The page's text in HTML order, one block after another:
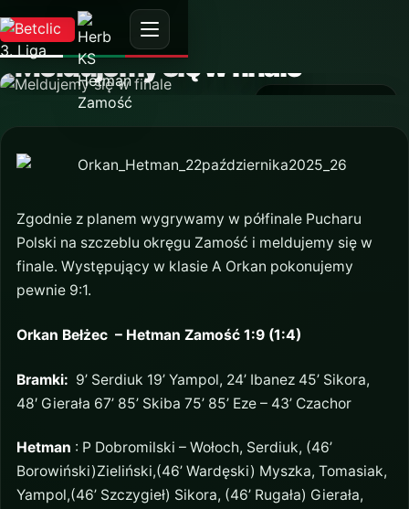
AKTUALNOŚĆ
Meldujemy się w finale
Zgodnie z planem wygrywamy w półfinale Pucharu
Polski na szczeblu okręgu Zamość i meldujemy się w
finale. Występujący w klasie A Orkan pokonujemy
pewnie 9:1.
Orkan Bełżec – Hetman Zamość 1:9 (1:4)
Bramki: 9’ Serdiuk 19’ Yampol, 24’ Ibanez 45’ Sikora,
48′ Gierała 67’ 85’ Skiba 75’ 85’ Eze – 43’ Czachor
Hetman : P Dobromilski – Wołoch, Serdiuk, (46’
Borowiński)Zieliński,(46’ Wardęski) Myszka, Tomasiak,
Yampol,(46’ Szczygieł) Sikora, (46’ Rugała) Gierała,